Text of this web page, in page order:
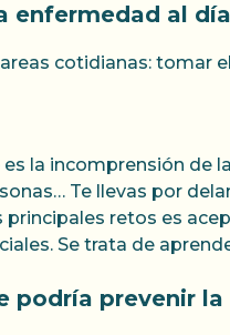
enfermedad al
cotidianas: tomar
la incomprensión de
Te llevas por
principales retos es
Se trata de
podría prevenir la